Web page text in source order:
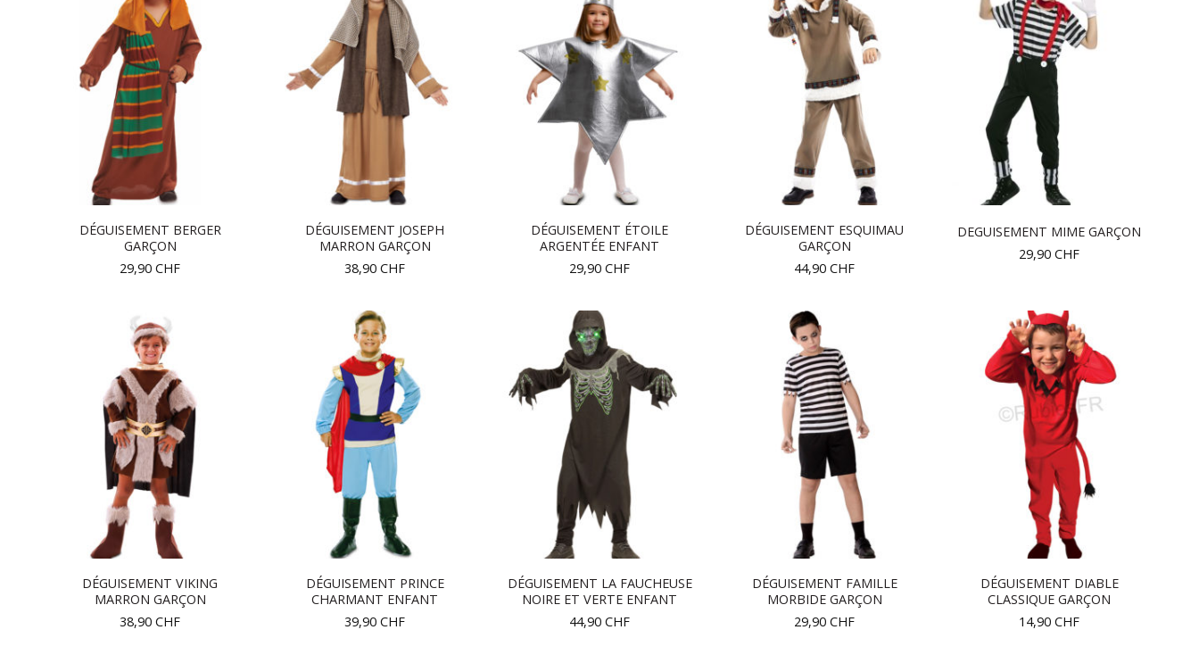
DÉGUISEMENT BERGER
GARÇON
29,90 CHF
DÉGUISEMENT JOSEPH
MARRON GARÇON
38,90 CHF
DÉGUISEMENT ÉTOILE
ARGENTÉE ENFANT
29,90 CHF
DÉGUISEMENT ESQUIMAU
GARÇON
44,90 CHF
DEGUISEMENT MIME GARÇON
29,90 CHF
DÉGUISEMENT VIKING
MARRON GARÇON
38,90 CHF
DÉGUISEMENT PRINCE
CHARMANT ENFANT
39,90 CHF
DÉGUISEMENT LA FAUCHEUSE
NOIRE ET VERTE ENFANT
44,90 CHF
DÉGUISEMENT FAMILLE
MORBIDE GARÇON
29,90 CHF
DÉGUISEMENT DIABLE
CLASSIQUE GARÇON
14,90 CHF